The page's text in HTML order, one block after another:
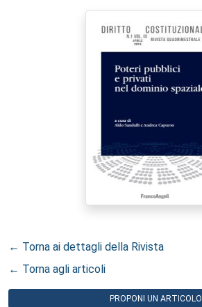
← Torna ai dettagli della Rivista
← Torna agli articoli
PROPONI UN ARTICOLO